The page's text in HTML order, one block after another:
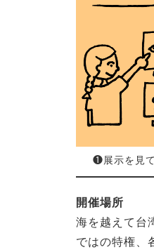
❶展示を見
開催場所
海を越えて台
ではの特権、